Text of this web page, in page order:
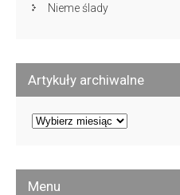
Nieme ślady
Artykuły archiwalne
Artykuły
Menu